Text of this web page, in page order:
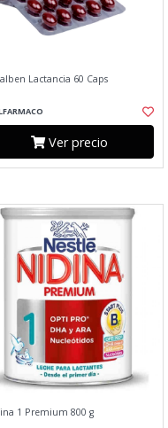
Lactancia 60 Caps
Ver precio
1 Premium 800 g